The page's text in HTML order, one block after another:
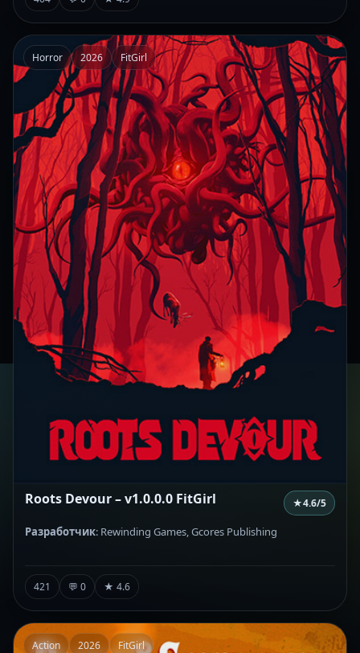
Horror 2026 FitGirl
Roots Devour – v1.0.0.0 FitGirl ★4.6/5
Разработчик: Rewinding Games, Gcores Publishing
421 💬 0 ★ 4.6
Action 2026 FitGirl